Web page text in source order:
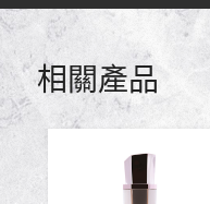
相關產品